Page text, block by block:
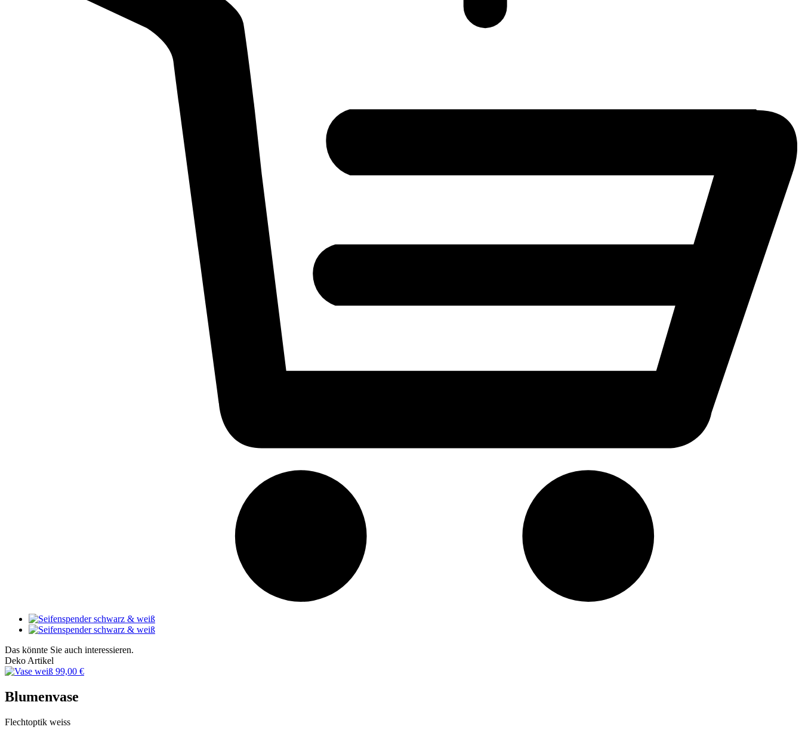
Das könnte Sie auch interessieren.
Deko Artikel
99,00 €
Blumenvase
Flechtoptik weiss